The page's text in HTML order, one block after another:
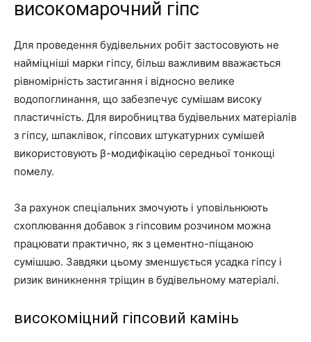
високомарочний гіпс
Для проведення будівельних робіт застосовують не
найміцніші марки гіпсу, більш важливим вважається
рівномірність застигання і відносно велике
водопоглинання, що забезпечує сумішам високу
пластичність. Для виробництва будівельних матеріалів
з гіпсу, шпаклівок, гіпсових штукатурних сумішей
використовують β-модифікацію середньої тонкощі
помелу.
За рахунок спеціальних змочують і уповільнюють
схоплювання добавок з гіпсовим розчином можна
працювати практично, як з цементно-піщаною
сумішшю. Завдяки цьому зменшується усадка гіпсу і
ризик виникнення тріщин в будівельному матеріалі.
високоміцний гіпсовий камінь